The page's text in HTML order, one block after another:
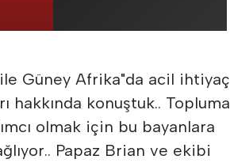
Güney Afrika"da acil ihtiyaç
hakkında konuştuk.. Topluma
olmak için bu bayanlara
Papaz Brian ve ekibi